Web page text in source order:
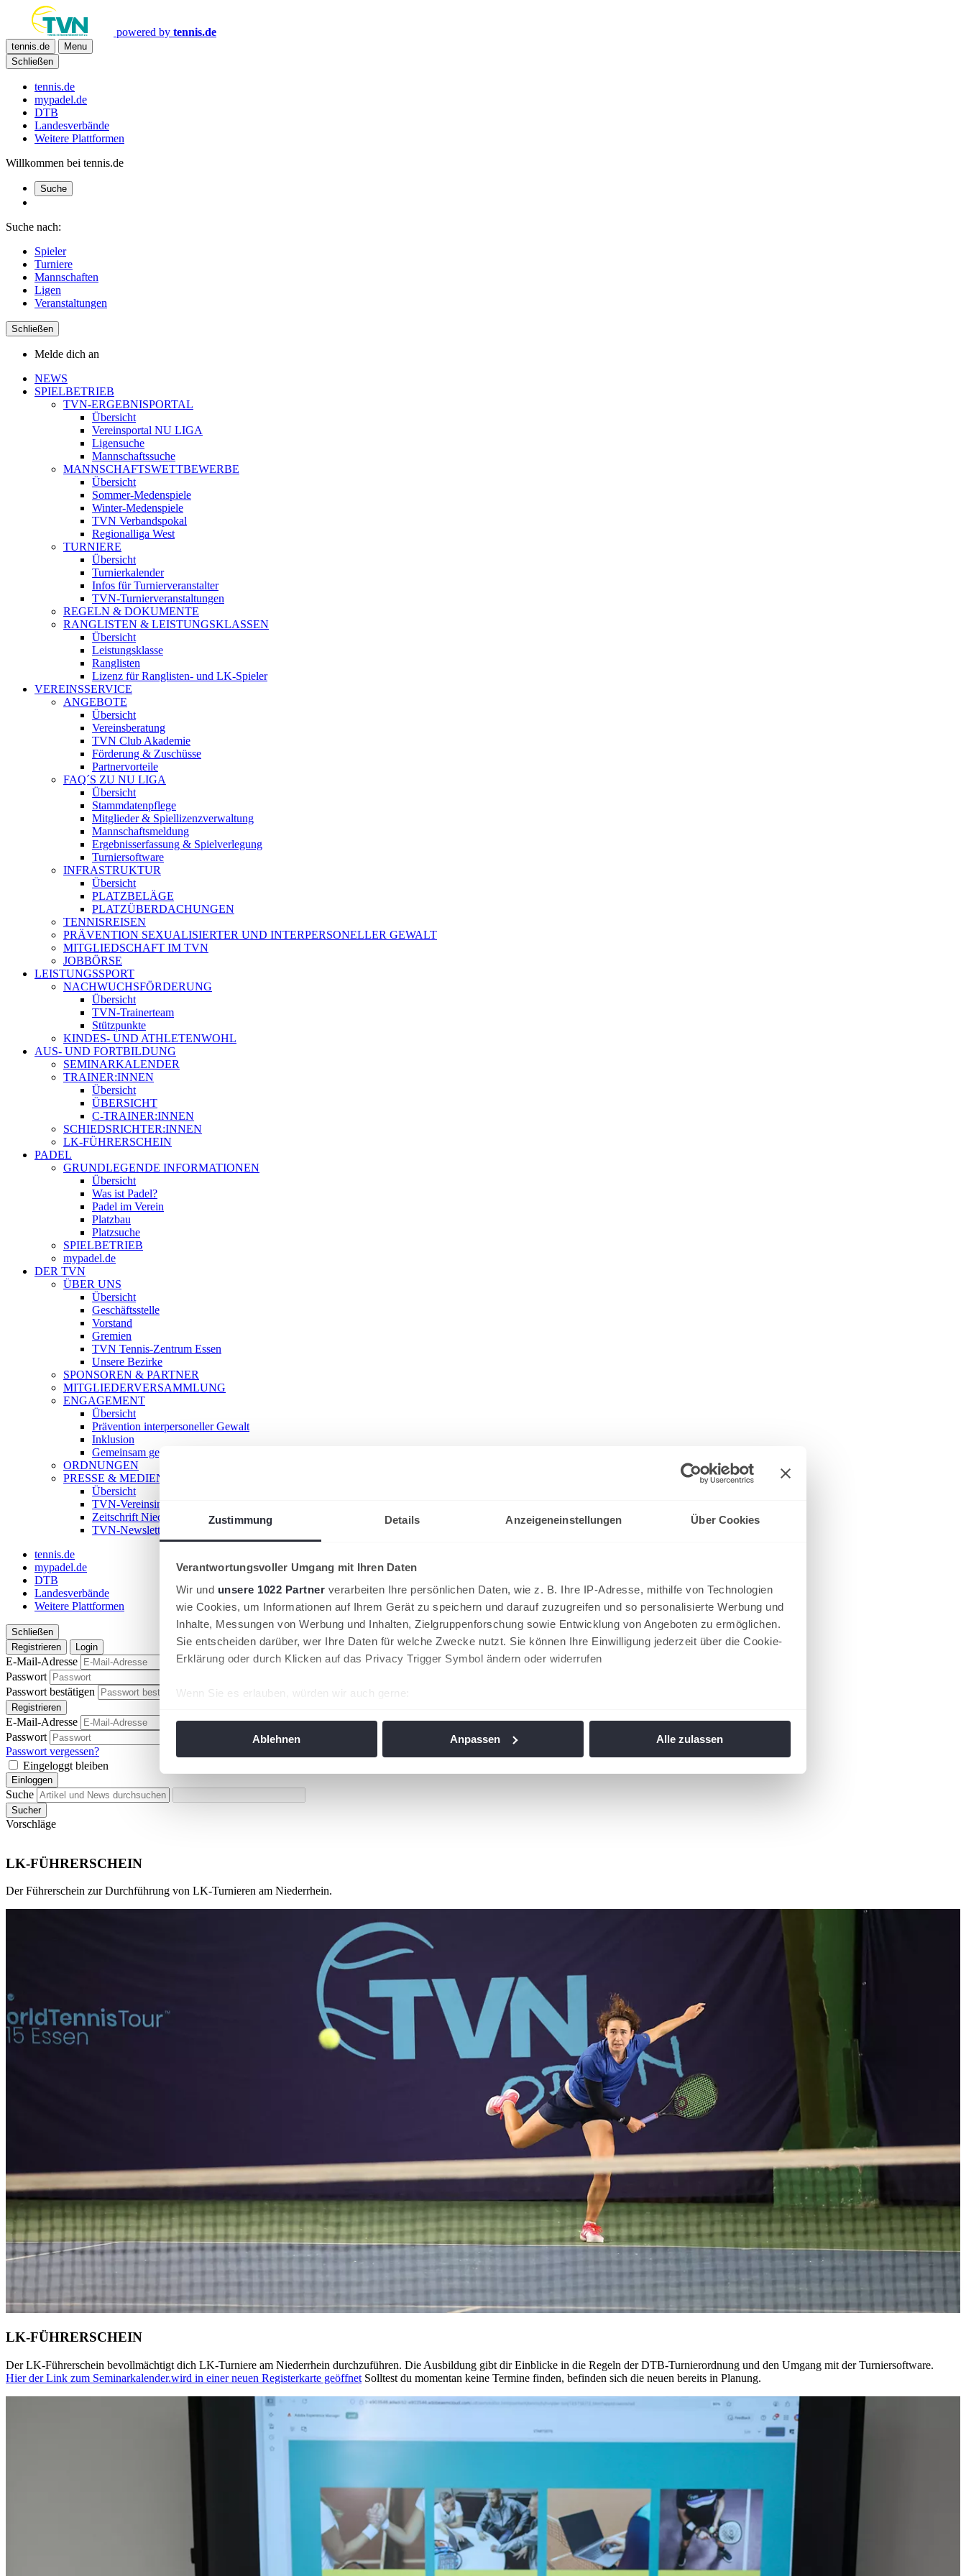
Zustimmung Details Anzeigeneinstellungen Über Cookies
Verantwortungsvoller Umgang mit Ihren Daten
Wir und unsere 1022 Partner verarbeiten Ihre persönlichen Daten, wie z. B. Ihre IP-Adresse, mithilfe von Technologien
wie Cookies, um Informationen auf Ihrem Gerät zu speichern und darauf zuzugreifen und so personalisierte Werbung und
Inhalte, Messungen von Werbung und Inhalten, Zielgruppenforschung sowie Entwicklung von Angeboten zu ermöglichen.
Sie entscheiden darüber, wer Ihre Daten für welche Zwecke nutzt. Sie können Ihre Einwilligung jederzeit über die Cookie-
Erklärung oder durch Klicken auf das Privacy Trigger Symbol ändern oder widerrufen
Wenn Sie es erlauben, würden wir auch gerne:
Wir verwenden Cookies, um Inhalte und Anzeigen zu personalisieren, Funktionen für soziale Medien anbieten zu können
angepasst werden.
Ablehnen Anpassen Alle zulassen
powered by tennis.de
tennis.de
Menu
Schließen
tennis.de
mypadel.de
DTB
Landesverbände
Weitere Plattformen
Willkommen bei tennis.de
Suche
Suche nach:
Spieler
Turniere
Mannschaften
Ligen
Veranstaltungen
Schließen
Melde dich an
NEWS
SPIELBETRIEB
TVN-ERGEBNISPORTAL
Übersicht
Vereinsportal NU LIGA
Ligensuche
Mannschaftssuche
MANNSCHAFTSWETTBEWERBE
Übersicht
Sommer-Medenspiele
Winter-Medenspiele
TVN Verbandspokal
Regionalliga West
TURNIERE
Übersicht
Turnierkalender
Infos für Turnierveranstalter
TVN-Turnierveranstaltungen
REGELN & DOKUMENTE
RANGLISTEN & LEISTUNGSKLASSEN
Übersicht
Leistungsklasse
Ranglisten
Lizenz für Ranglisten- und LK-Spieler
VEREINSSERVICE
ANGEBOTE
Übersicht
Vereinsberatung
TVN Club Akademie
Förderung & Zuschüsse
Partnervorteile
FAQ´S ZU NU LIGA
Übersicht
Stammdatenpflege
Mitglieder & Spiellizenzverwaltung
Mannschaftsmeldung
Ergebnisserfassung & Spielverlegung
Turniersoftware
INFRASTRUKTUR
Übersicht
PLATZBELÄGE
PLATZÜBERDACHUNGEN
TENNISREISEN
PRÄVENTION SEXUALISIERTER UND INTERPERSONELLER GEWALT
MITGLIEDSCHAFT IM TVN
JOBBÖRSE
LEISTUNGSSPORT
NACHWUCHSFÖRDERUNG
Übersicht
TVN-Trainerteam
Stützpunkte
KINDES- UND ATHLETENWOHL
AUS- UND FORTBILDUNG
SEMINARKALENDER
TRAINER:INNEN
Übersicht
ÜBERSICHT
C-TRAINER:INNEN
SCHIEDSRICHTER:INNEN
LK-FÜHRERSCHEIN
PADEL
GRUNDLEGENDE INFORMATIONEN
Übersicht
Was ist Padel?
Padel im Verein
Platzbau
Platzsuche
SPIELBETRIEB
mypadel.de
DER TVN
ÜBER UNS
Übersicht
Geschäftsstelle
Vorstand
Gremien
TVN Tennis-Zentrum Essen
Unsere Bezirke
SPONSOREN & PARTNER
MITGLIEDERVERSAMMLUNG
ENGAGEMENT
Übersicht
Prävention interpersoneller Gewalt
Inklusion
Gemeinsam gegen Doping
ORDNUNGEN
PRESSE & MEDIEN
Übersicht
TVN-Vereinsinfo
Zeitschrift Niederrhein Tennis
TVN-Newsletter
tennis.de
mypadel.de
DTB
Landesverbände
Weitere Plattformen
Schließen
Registrieren
Login
E-Mail-Adresse
Passwort
Passwort bestätigen
Passwort anzeigen
Registrieren
E-Mail-Adresse
Passwort
Passwort anzeigen
Passwort vergessen?
Eingeloggt bleiben
Einloggen
Suche
Sucher
Vorschläge
LK-FÜHRERSCHEIN
Der Führerschein zur Durchführung von LK-Turnieren am Niederrhein.
LK-FÜHRERSCHEIN
Der LK-Führerschein bevollmächtigt dich LK-Turniere am Niederrhein durchzuführen. Die Ausbildung gibt dir Einblicke in die Regeln der DTB-Turnierordnung und den Umgang mit der Turniersoftware.
Hier der Link zum Seminarkalender.wird in einer neuen Registerkarte geöffnet Solltest du momentan keine Termine finden, befinden sich die neuen bereits in Planung.